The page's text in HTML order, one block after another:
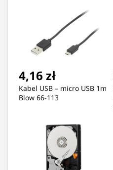
4,16 zł
Kabel USB – micro USB 1m
Blow 66-113